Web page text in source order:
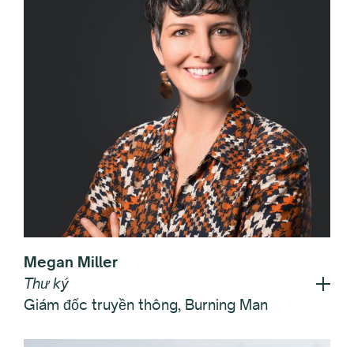
Megan Miller
Thư ký
Giám đốc truyền thông, Burning Man